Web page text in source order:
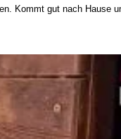
Kommt gut nach Hause